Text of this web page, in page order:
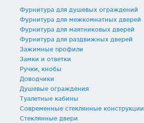
Фурнитура для душевых ограждений
Фурнитура для межкомнатных дверей
Фурнитура для маятниковых дверей
Фурнитура для раздвижных дверей
Зажимные профили
Замки и ответки
Ручки, кнобы
Доводчики
Душевые ограждения
Туалетные кабины
Современные стеклянные конструкции
Стеклянные двери